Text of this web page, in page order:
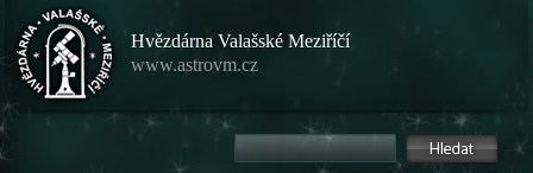
Hvězdárna Valašské Meziříčí
www.astrovm.cz